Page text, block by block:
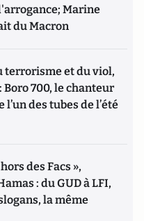
Marine
du Macron
terrorisme et du viol,
700, le chanteur
l’un des tubes de l’été
des Facs »,
: du GUD à LFI,
la même